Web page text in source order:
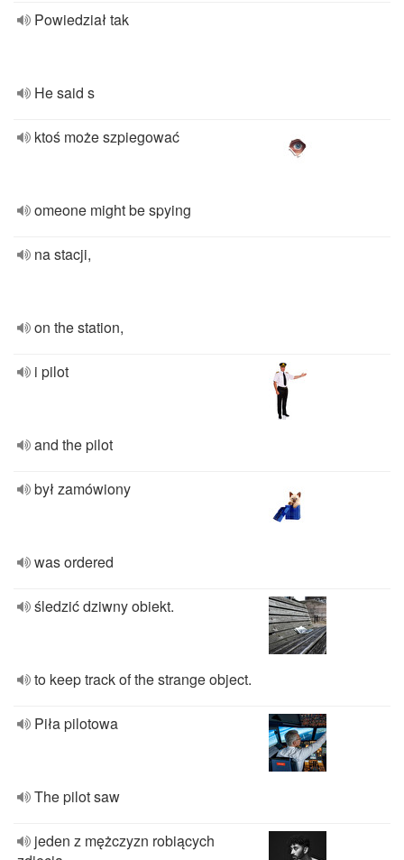
Powiedział tak
He said s
ktoś może szpiegować
omeone might be spying
na stacji,
on the station,
i pilot
and the pilot
był zamówiony
was ordered
śledzić dziwny obiekt.
to keep track of the strange object.
Piła pilotowa
The pilot saw
jeden z mężczyzn robiących